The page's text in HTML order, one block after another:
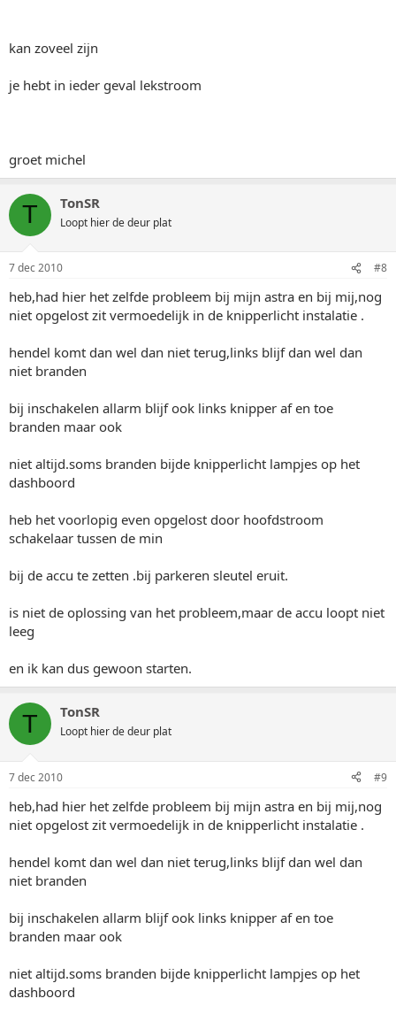
kan zoveel zijn
je hebt in ieder geval lekstroom
groet michel
T TonSR
Loopt hier de deur plat
7 dec 2010 #8
heb,had hier het zelfde probleem bij mijn astra en bij mij,nog
niet opgelost zit vermoedelijk in de knipperlicht instalatie .
hendel komt dan wel dan niet terug,links blijf dan wel dan
niet branden
bij inschakelen allarm blijf ook links knipper af en toe
branden maar ook
niet altijd.soms branden bijde knipperlicht lampjes op het
dashboord
heb het voorlopig even opgelost door hoofdstroom
schakelaar tussen de min
bij de accu te zetten .bij parkeren sleutel eruit.
is niet de oplossing van het probleem,maar de accu loopt niet
leeg
en ik kan dus gewoon starten.
T TonSR
Loopt hier de deur plat
7 dec 2010 #9
heb,had hier het zelfde probleem bij mijn astra en bij mij,nog
niet opgelost zit vermoedelijk in de knipperlicht instalatie .
hendel komt dan wel dan niet terug,links blijf dan wel dan
niet branden
bij inschakelen allarm blijf ook links knipper af en toe
branden maar ook
niet altijd.soms branden bijde knipperlicht lampjes op het
dashboord